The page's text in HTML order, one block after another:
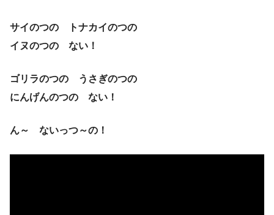
サイのつの トナカイのつの
イヌのつの ない！
ゴリラのつの うさぎのつの
にんげんのつの ない！
ん～ ないっつ～の！